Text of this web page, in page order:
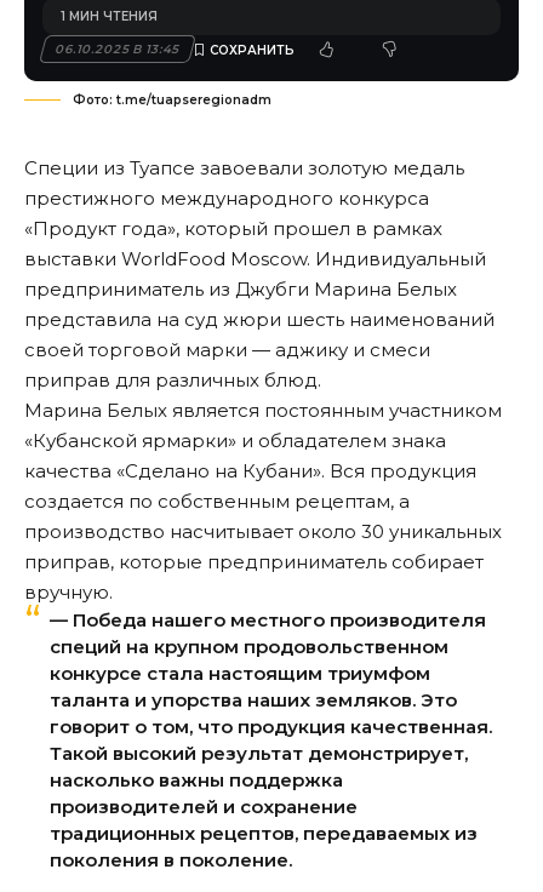
06.10.2025 В 13:45
1 МИН ЧТЕНИЯ
Фото: t.me/tuapseregionadm
Специи из Туапсе завоевали золотую медаль
престижного международного конкурса
«Продукт года», который прошел в рамках
выставки WorldFood Moscow. Индивидуальный
предприниматель из Джубги Марина Белых
представила на суд жюри шесть наименований
своей торговой марки — аджику и смеси
приправ для различных блюд.
Марина Белых является постоянным участником
«Кубанской ярмарки» и обладателем знака
качества «Сделано на Кубани». Вся продукция
создается по собственным рецептам, а
производство насчитывает около 30 уникальных
приправ, которые предприниматель собирает
вручную.
— Победа нашего местного производителя
специй на крупном продовольственном
конкурсе стала настоящим триумфом
таланта и упорства наших земляков. Это
говорит о том, что продукция качественная.
Такой высокий результат демонстрирует,
насколько важны поддержка
производителей и сохранение
традиционных рецептов, передаваемых из
поколения в поколение.